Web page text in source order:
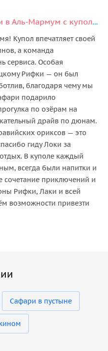
Роскошное ночное сафари в Аль-Мармум с куполом и наблюдением за звёздами
Купол впечатляет своей
а команда
сервиса. Особая
Рифки — он был
благодаря чему мы
подарило
по озёрам на
драйв по дюнам.
ориксов — это
гиду Локи за
В куполе каждый
всегда были напитки и
сочетание приключений и
Рифки, Лаки и всей
возможности привезти
Сафари в пустыне